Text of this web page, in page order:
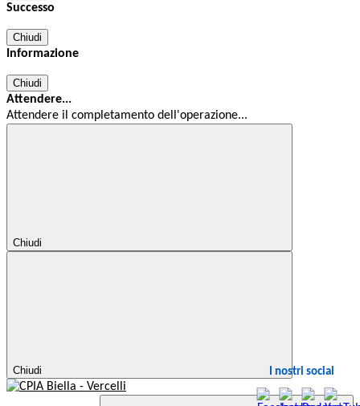
Successo
Chiudi
Informazione
Chiudi
Attendere...
Attendere il completamento dell'operazione...
Chiudi
Chiudi I nostri social